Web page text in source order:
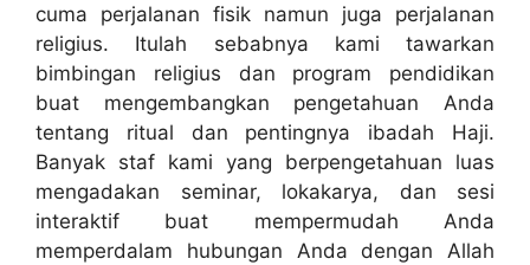
cuma perjalanan fisik namun juga perjalanan
religius. Itulah sebabnya kami tawarkan
bimbingan religius dan program pendidikan
buat mengembangkan pengetahuan Anda
tentang ritual dan pentingnya ibadah Haji.
Banyak staf kami yang berpengetahuan luas
mengadakan seminar, lokakarya, dan sesi
interaktif buat mempermudah Anda
memperdalam hubungan Anda dengan Allah